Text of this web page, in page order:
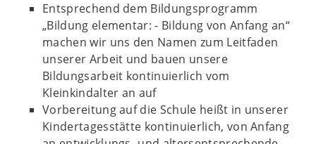
Entsprechend dem Bildungsprogramm
„Bildung elementar: - Bildung von Anfang an“
machen wir uns den Namen zum Leitfaden
unserer Arbeit und bauen unsere
Bildungsarbeit kontinuierlich vom
Kleinkindalter an auf
Vorbereitung auf die Schule heißt in unserer
Kindertagesstätte kontinuierlich, von Anfang